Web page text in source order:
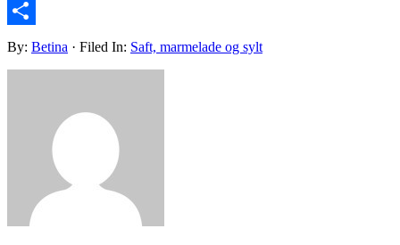
Pinterest
Share
By: Betina · Filed In: Saft, marmelade og sylt